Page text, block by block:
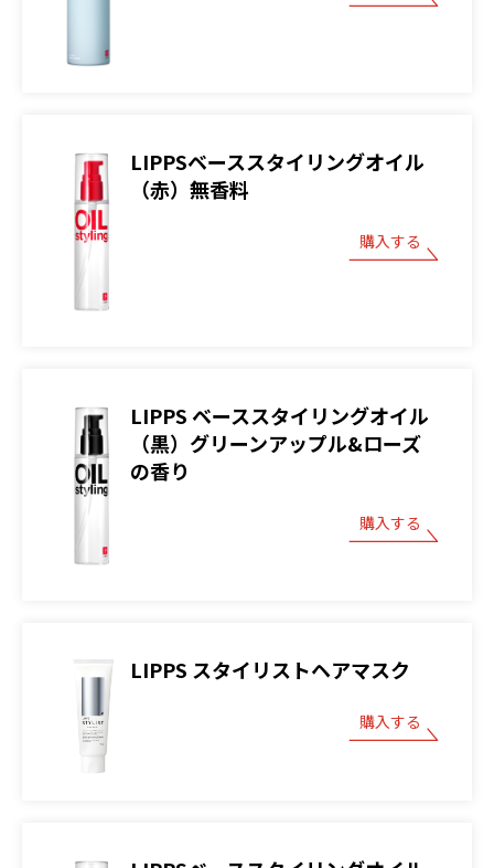
LIPPSベーススタイリングオイル
（赤）無香料
購入する
LIPPS ベーススタイリングオイル
（黒）グリーンアップル&ローズ
の香り
購入する
LIPPS スタイリストヘアマスク
購入する